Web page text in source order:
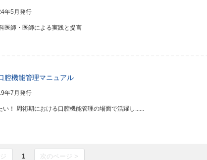
年5月発行
師・医師による実践と提言
腔機能管理マニュアル
年7月発行
！ 周術期における口腔機能管理の場面で活躍し......
1 次のページ >